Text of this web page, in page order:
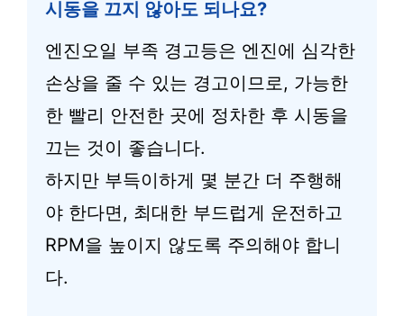
시동을 끄지 않아도 되나요?
엔진오일 부족 경고등은 엔진에 심각한
손상을 줄 수 있는 경고이므로, 가능한
한 빨리 안전한 곳에 정차한 후 시동을
끄는 것이 좋습니다.
하지만 부득이하게 몇 분간 더 주행해
야 한다면, 최대한 부드럽게 운전하고
RPM을 높이지 않도록 주의해야 합니
다.